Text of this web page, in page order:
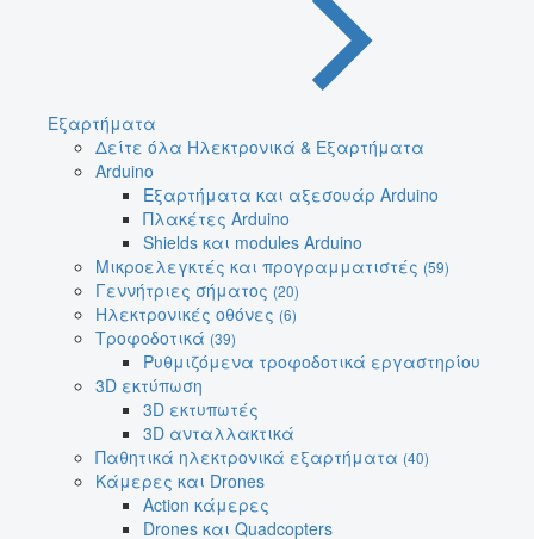
Εξαρτήματα
Δείτε όλα Ηλεκτρονικά & Εξαρτήματα
Arduino
Εξαρτήματα και αξεσουάρ Arduino
Πλακέτες Arduino
Shields και modules Arduino
Μικροελεγκτές και προγραμματιστές (59)
Γεννήτριες σήματος (20)
Ηλεκτρονικές οθόνες (6)
Τροφοδοτικά (39)
Ρυθμιζόμενα τροφοδοτικά εργαστηρίου
3D εκτύπωση
3D εκτυπωτές
3D ανταλλακτικά
Παθητικά ηλεκτρονικά εξαρτήματα (40)
Κάμερες και Drones
Action κάμερες
Drones και Quadcopters